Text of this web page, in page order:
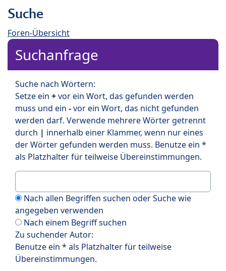
Suche
Foren-Übersicht
Suchanfrage
Suche nach Wörtern:
Setze ein +vor ein Wort, das gefunden werden
muss und ein -vor ein Wort, das nicht gefunden
werden darf. Verwende mehrere Wörter getrennt
durch | innerhalb einer Klammer, wenn nur eines
der Wörter gefunden werden muss. Benutze ein *
als Platzhalter für teilweise Übereinstimmungen.
Nach allen Begriffen suchen oder Suche wie
angegeben verwenden
Nach einem Begriff suchen
Zu suchender Autor:
Benutze ein * als Platzhalter für teilweise
Übereinstimmungen.